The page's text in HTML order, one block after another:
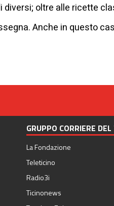
oltre alle ricette
Anche in questo
GRUPPO CORRIERE
La Fondazione
Teleticino
Radio3i
Ticinonews